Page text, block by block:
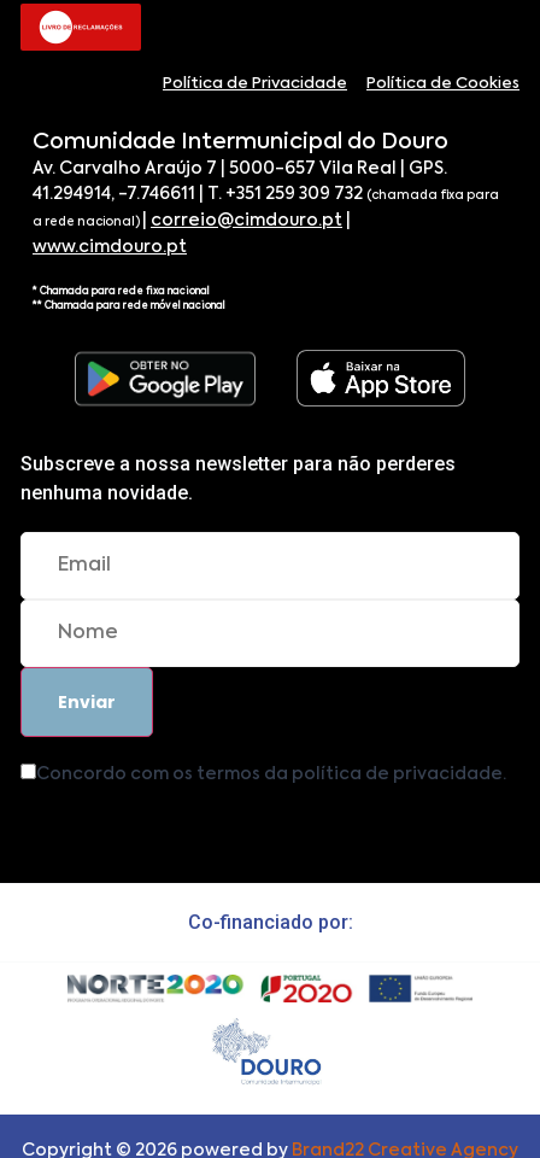
Política de Privacidade Política de Cookies
Comunidade Intermunicipal do Douro
Av. Carvalho Araújo 7 | 5000-657 Vila Real | GPS.
41.294914, -7.746611 | T. +351 259 309 732 (chamada fixa para
a rede nacional) correio@cimdouro.pt
www.cimdouro.pt
* Chamada para rede fixa nacional
** Chamada para rede móvel nacional
Subscreve a nossa newsletter para não perderes
nenhuma novidade.
Concordo com os termos da política de privacidade.
Co-financiado por:
Copyright © 2026 powered by Brand22 Creative Agency